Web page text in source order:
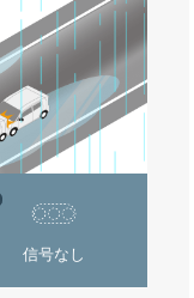
信号なし